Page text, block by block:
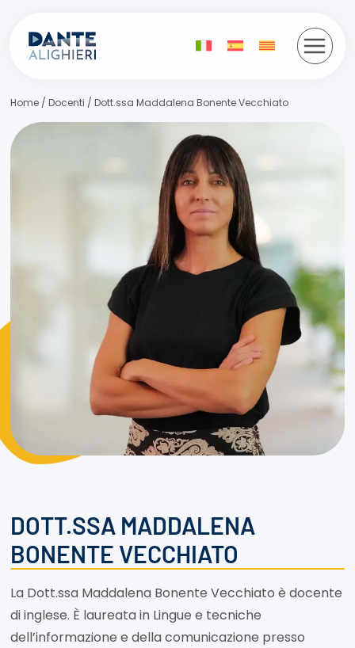
contenuto
Home /Docenti /Dott.ssa Maddalena Bonente Vecchiato
DOTT.SSA MADDALENA
BONENTE VECCHIATO
La Dott.ssa Maddalena Bonente Vecchiato è docente
di inglese. È laureata in Lingue e tecniche
dell’informazione e della comunicazione presso